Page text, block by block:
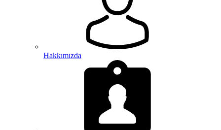
Hakkımızda